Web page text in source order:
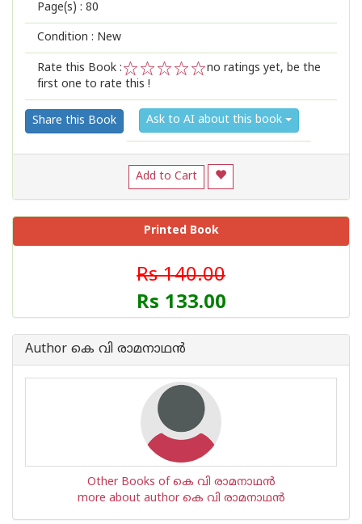
Page(s) : 80
Condition : New
Rate this Book :
2
1
no ratings yet, be the
first one to rate this !
Share this Book Ask to AI about this book
Add to Cart
Printed Book
Rs 140.00
Rs 133.00
Author കെ വി രാമനാഥന്‍
Other Books of കെ വി രാമനാഥന്‍
more about author കെ വി രാമനാഥന്‍